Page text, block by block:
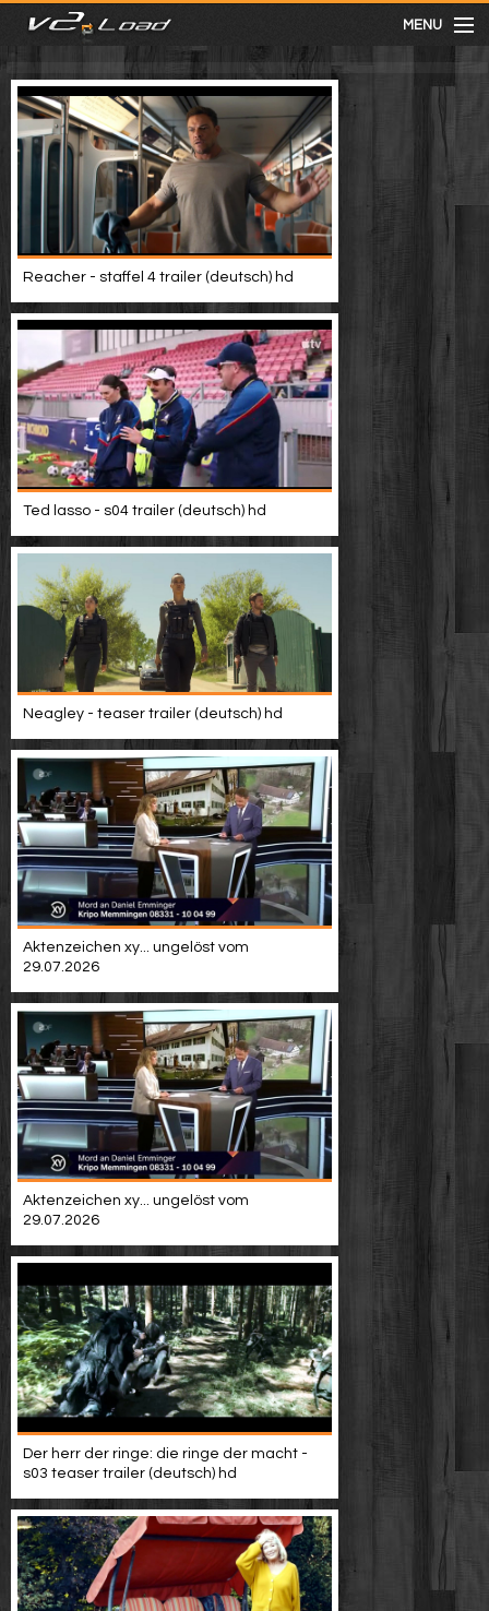
MENU
meist gesehen
neuste
kategorien
Menu
mit facebook anmelden
Informationen
Video suchen
Reacher - staffel 4 trailer (deutsch) hd
Ted lasso - s04 trailer (deutsch) hd
Neagley - teaser trailer (deutsch) hd
Aktenzeichen xy... ungelöst vom
29.07.2026
Aktenzeichen xy... ungelöst vom
29.07.2026
Der herr der ringe: die ringe der macht -
s03 teaser trailer (deutsch) hd